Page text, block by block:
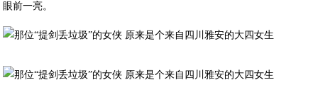
眼前一亮。